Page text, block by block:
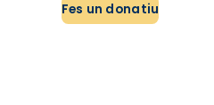
Fes un donatiu